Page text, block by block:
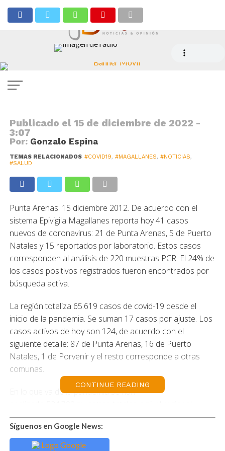
41 casos nuevos y 124 activos
Publicado el 15 de diciembre de 2022 -
3:07
Por: Gonzalo Espina
TEMAS RELACIONADOS #COVID19, #MAGALLANES, #NOTICIAS,
#SALUD
Punta Arenas. 15 diciembre 2012. De acuerdo con el
sistema Epivigila Magallanes reporta hoy 41 casos
nuevos de coronavirus: 21 de Punta Arenas, 5 de Puerto
Natales y 15 reportados por laboratorio. Estos casos
corresponden al análisis de 220 muestras PCR. El 24% de
los casos positivos registrados fueron encontrados por
búsqueda activa.
La región totaliza 65.619 casos de covid-19 desde el
inicio de la pandemia. Se suman 17 casos por ajuste. Los
casos activos de hoy son 124, de acuerdo con el
siguiente detalle: 87 de Punta Arenas, 16 de Puerto
Natales, 1 de Porvenir y el resto corresponde a otras
comunas.
En lo que va de la pandemia se han
Tenemos una positividad diaria de un 8,64% y 10,74% en
promedio semanal.
CONTINUE READING
Síguenos en Google News: